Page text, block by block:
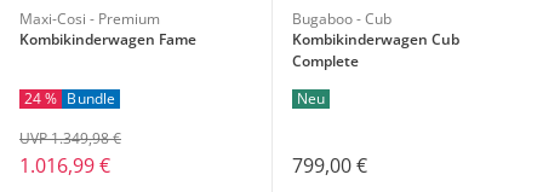
Maxi-Cosi - Premium
Kombikinderwagen Fame
24 % Bundle
1.016,99 €
UVP 1.349,98 €
Bugaboo - Cub
Kombikinderwagen Cub
Complete
Neu
799,00 €